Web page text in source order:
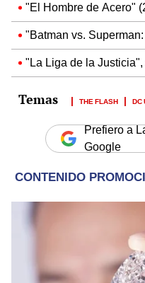
"El Hombre de Acero"
"Batman vs.
"La Liga de la
THE FLASH DC
Prefiero a
Google